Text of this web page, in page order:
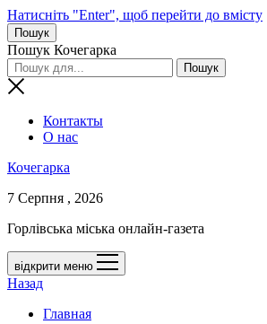
Натисніть "Enter", щоб перейти до вмісту
Пошук
Пошук Кочегарка
Контакты
О нас
Кочегарка
7 Серпня , 2026
Горлівська міська онлайн-газета
відкрити меню
Назад
Главная